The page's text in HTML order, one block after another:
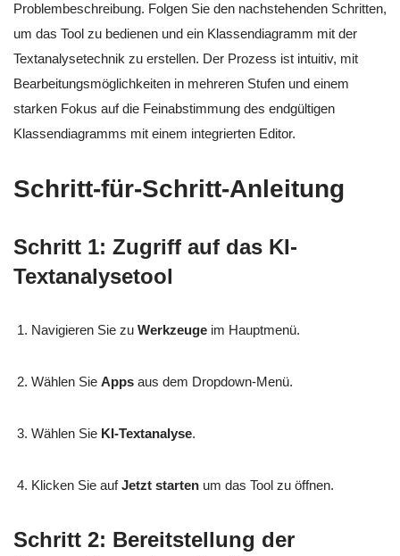
Problembeschreibung. Folgen Sie den nachstehenden Schritten,
um das Tool zu bedienen und ein Klassendiagramm mit der
Textanalysetechnik zu erstellen. Der Prozess ist intuitiv, mit
Bearbeitungsmöglichkeiten in mehreren Stufen und einem
starken Fokus auf die Feinabstimmung des endgültigen
Klassendiagramms mit einem integrierten Editor.
Schritt-für-Schritt-Anleitung
Schritt 1: Zugriff auf das KI-
Textanalysetool
Navigieren Sie zu Werkzeuge im Hauptmenü.
Wählen Sie Apps aus dem Dropdown-Menü.
Wählen Sie KI-Textanalyse.
Klicken Sie aufJetzt starten um das Tool zu öffnen.
Schritt 2: Bereitstellung der